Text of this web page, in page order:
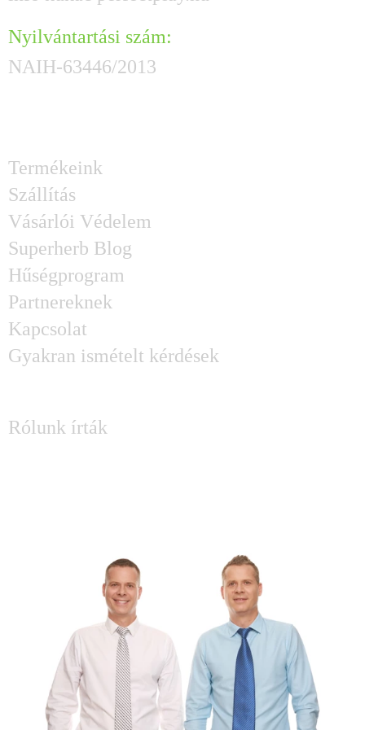
Nyilvántartási szám:
NAIH-63446/2013
Termékeink
Szállítás
Vásárlói Védelem
Superherb Blog
Hűségprogram
Partnereknek
Kapcsolat
Gyakran ismételt kérdések
Rólunk írták